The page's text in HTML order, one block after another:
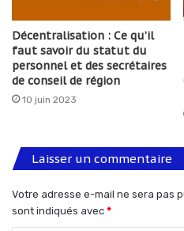
Décentralisation : Ce qu’il
faut savoir du statut du
personnel et des secrétaires
de conseil de région
10 juin 2023
Laisser un commentaire
Votre adresse e-mail ne sera pas
sont indiqués avec *